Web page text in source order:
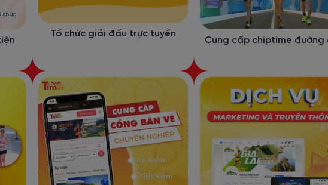
Tổ chức giải đấu trực tuyến
Cung cấp chiptime đường